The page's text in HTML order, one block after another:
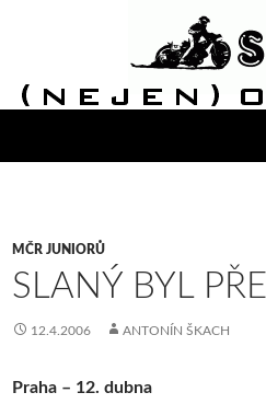
MČR JUNIORŮ
SLANÝ BYL
12.4.2006 ANTONÍN ŠKACH
Praha – 12. dubna